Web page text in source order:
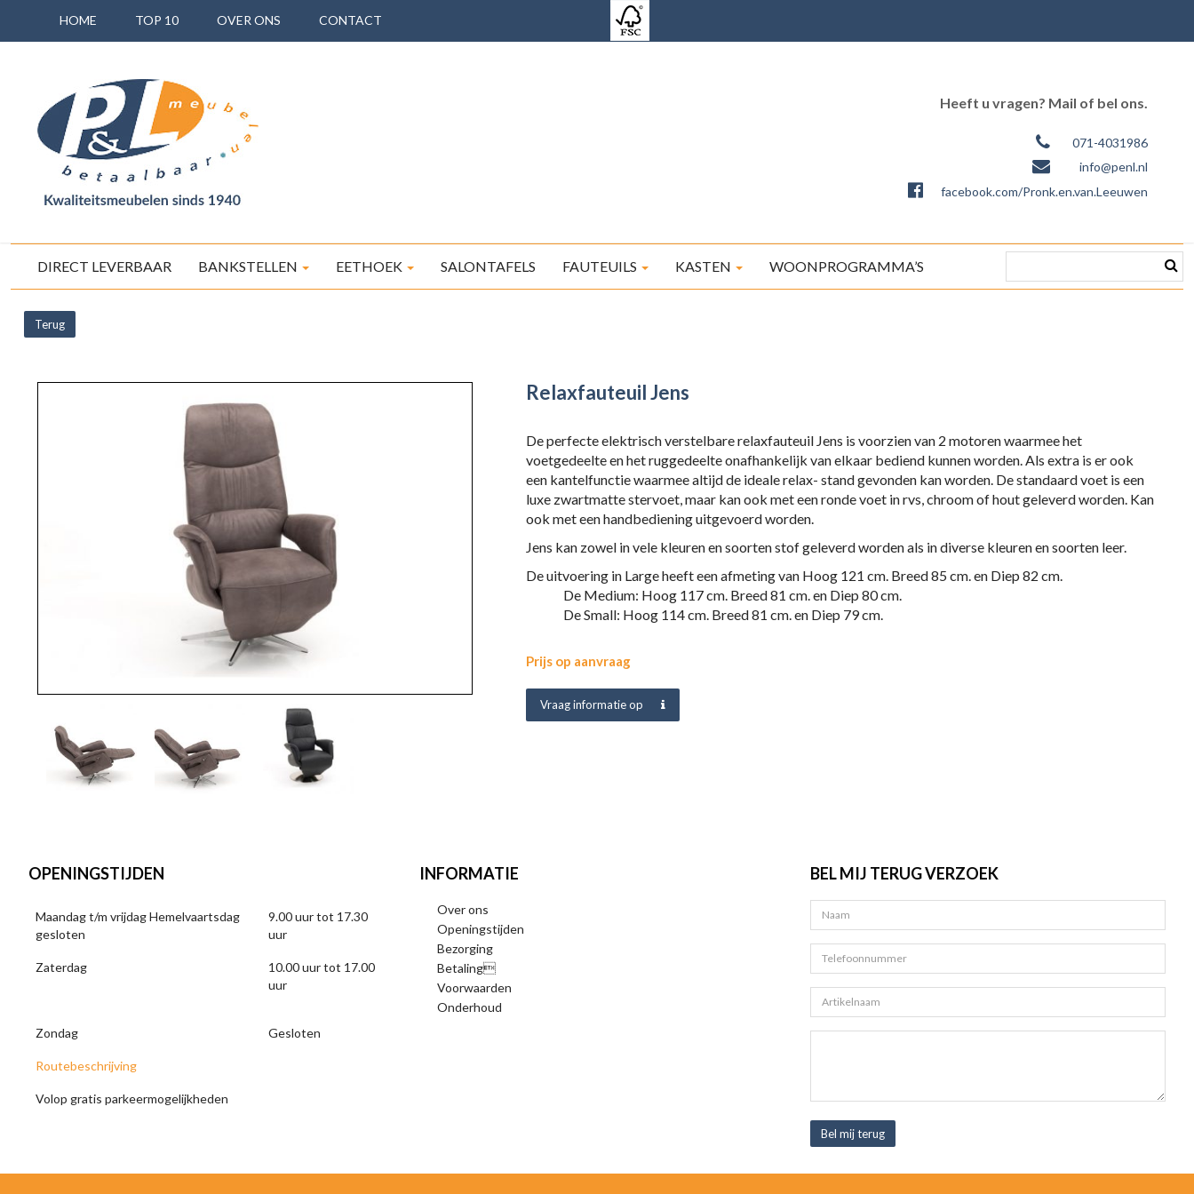
Terug
Relaxfauteuil Jens
De perfecte elektrisch verstelbare relaxfauteuil Jens is voorzien van 2 motoren waarmee het
voetgedeelte en het ruggedeelte onafhankelijk van elkaar bediend kunnen worden. Als extra is er ook
een kantelfunctie waarmee altijd de ideale relax- stand gevonden kan worden. De standaard voet is een
luxe zwartmatte stervoet, maar kan ook met een ronde voet in rvs, chroom of hout geleverd worden. Kan
ook met een handbediening uitgevoerd worden.
Jens kan zowel in vele kleuren en soorten stof geleverd worden als in diverse kleuren en soorten leer.
De uitvoering in Large heeft een afmeting van Hoog 121 cm. Breed 85 cm. en Diep 82 cm.
De Medium: Hoog 117 cm. Breed 81 cm. en Diep 80 cm.
De Small: Hoog 114 cm. Breed 81 cm. en Diep 79 cm.
Prijs op aanvraag
Vraag informatie op
HOME TOP 10 OVER ONS CONTACT
Heeft u vragen? Mail of bel ons.
071-4031986
info@penl.nl
facebook.com/Pronk.en.van.Leeuwen
DIRECT LEVERBAAR BANKSTELLEN EETHOEK SALONTAFELS FAUTEUILS KASTEN WOONPROGRAMMA’S
OPENINGSTIJDEN
Maandag t/m vrijdag Hemelvaartsdag
gesloten
9.00 uur tot 17.30
uur
Zaterdag
10.00 uur tot 17.00
uur
Zondag Gesloten
Routebeschrijving
Volop gratis parkeermogelijkheden
INFORMATIE
Over ons
Openingstijden
Bezorging
Betaling
Voorwaarden
Onderhoud
BEL MIJ TERUG VERZOEK
Bel mij terug